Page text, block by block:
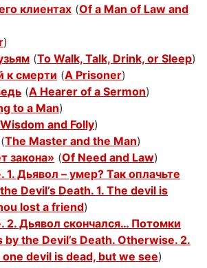
клиентах (Of a Man of Law and
)
(To Walk, Talk, Drink, or Sleep)
к смерти (A Prisoner)
(A Hearer of a Sermon)
to a Man)
Wisdom and Folly)
(The Master and the Man)
закона» (Of Need and Law)
Дьявол – умер? Так оплачьте
Devil’s Death. 1. The devil is
lost a friend)
2. Дьявол скончался… Потомки
by the Devil’s Death. Otherwise. 2.
devil is dead, but we see)